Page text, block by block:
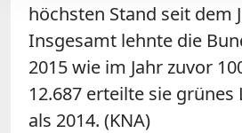
höchsten Stand seit dem
Insgesamt lehnte die
2015 wie im Jahr zuvor
12.687 erteilte sie grünes
als 2014. (KNA)